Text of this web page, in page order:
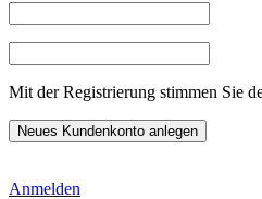
Mit der Registrierung stimmen Sie
Anmelden